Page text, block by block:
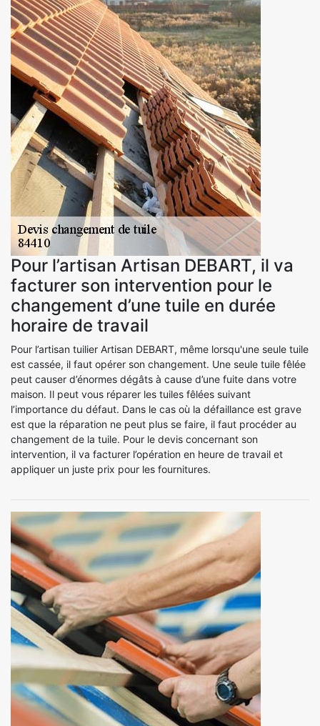
Pour l’artisan Artisan DEBART, il va
facturer son intervention pour le
changement d’une tuile en durée
horaire de travail
Pour l’artisan tuilier Artisan DEBART, même lorsqu'une seule tuile
est cassée, il faut opérer son changement. Une seule tuile fêlée
peut causer d’énormes dégâts à cause d’une fuite dans votre
maison. Il peut vous réparer les tuiles fêlées suivant
l’importance du défaut. Dans le cas où la défaillance est grave
est que la réparation ne peut plus se faire, il faut procéder au
changement de la tuile. Pour le devis concernant son
intervention, il va facturer l’opération en heure de travail et
appliquer un juste prix pour les fournitures.